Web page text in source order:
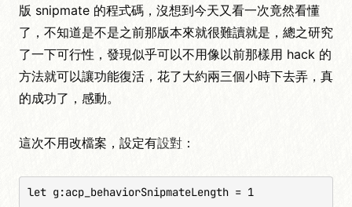
版 snipmate 的程式碼，沒想到今天又看一次竟然看懂
了，不知道是不是之前那版本來就很難讀就是，總之研究
了一下可行性，發現似乎可以不用像以前那樣用 hack 的
方法就可以讓功能復活，花了大約兩三個小時下去弄，真
的成功了，感動。
這次不用改檔案，設定有設對 ：
let g:acp_behaviorSnipmateLength = 1